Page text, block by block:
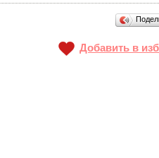
Добавить в